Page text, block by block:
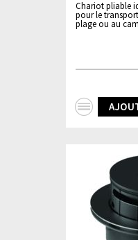
Chariot pliable
pour le
plage ou au